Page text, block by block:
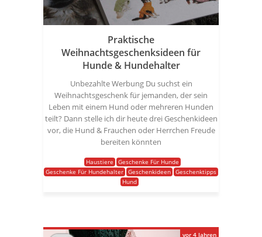
Praktische
Weihnachtsgeschenksideen für
Hunde & Hundehalter
Unbezahlte Werbung Du suchst ein
Weihnachtsgeschenk für jemanden, der sein
Leben mit einem Hund oder mehreren Hunden
teilt? Dann stelle ich dir heute drei Geschenkideen
vor, die Hund & Frauchen oder Herrchen Freude
bereiten könnten
Haustiere
Geschenke Für Hunde
Geschenke Für Hundehalter Geschenkideen Geschenktipps
Hund
vor 4 Jahren